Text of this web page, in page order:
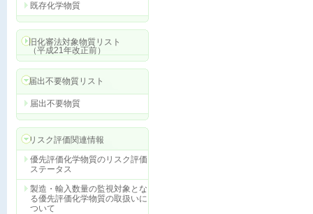
既存化学物質
旧化審法対象物質リスト
（平成21年改正前）
届出不要物質リスト
届出不要物質
リスク評価関連情報
優先評価化学物質のリスク評価
ステータス
製造・輸入数量の監視対象とな
る優先評価化学物質の取扱いに
ついて